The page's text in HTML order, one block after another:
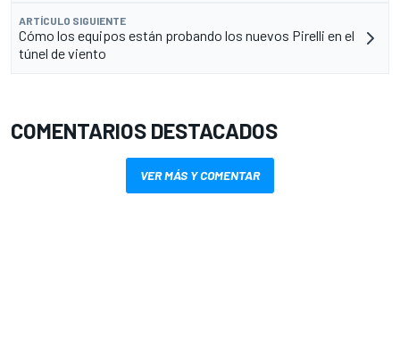
ARTÍCULO SIGUIENTE
Cómo los equipos están probando los nuevos Pirelli en el
túnel de viento
COMENTARIOS DESTACADOS
VER MÁS Y COMENTAR